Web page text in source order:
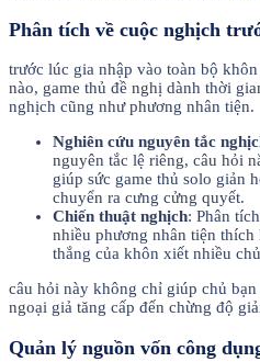
Phân tích về cuộc nghịch
trước lúc gia nhập vào toàn bộ
nào, game thủ đề nghị dành thời
nghịch cũng như phương nhân tiện.
Nghiên cứu nguyên tắc
nguyên tắc lệ riêng, câu hỏi
giúp sức game thủ solo giản
chuyển ra cưng cửng quyết.
Chiến thuật nghịch: Phân
nhiều phương nhân tiện
thắng của khôn xiết nhiều
câu hỏi này không chỉ giúp chủ
ngoại giả tăng cấp đến chừng độ
Quản lý nguồn vốn công